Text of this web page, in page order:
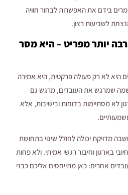
בידם את האפשרות לבחור חוויה
לשביעות רצון.
יותר מפריט – היא מסר
היא לא רק פעולה פרקטית, היא אמירה
שמה שמרגש את העובדים, מרגש גם
לא מסתיימות בדוחות ובישיבות, אלא
מדויקת יכולה לחולל שינוי בתחושת
בארגון וחיבור רגשי אמיתי. ולא פחות
אחרים: כאן מתייחסים אליכם כבני